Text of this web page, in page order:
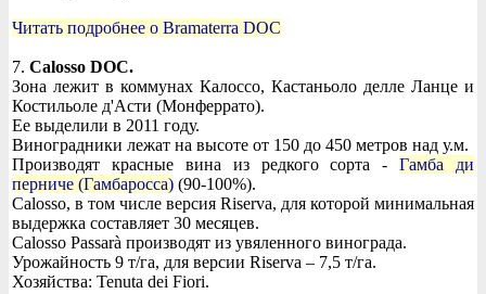
Читать подробнее о Bramaterra DOC
7. Calosso DOC.
Зона лежит в коммунах Калоссо, Кастаньоло делле Ланце и
Костильоле д'Асти (Монферрато).
Ее выделили в 2011 году.
Виноградники лежат на высоте от 150 до 450 метров над у.м.
Производят красные вина из редкого сорта -Гамба ди
перниче (Гамбаросса) (90-100%).
Calosso, в том числе версия Riserva, для которой минимальная
выдержка составляет 30 месяцев.
Calosso Passarà производят из увяленного винограда.
Урожайность 9 т/га, для версии Riserva – 7,5 т/га.
Хозяйства: Tenuta dei Fiori.